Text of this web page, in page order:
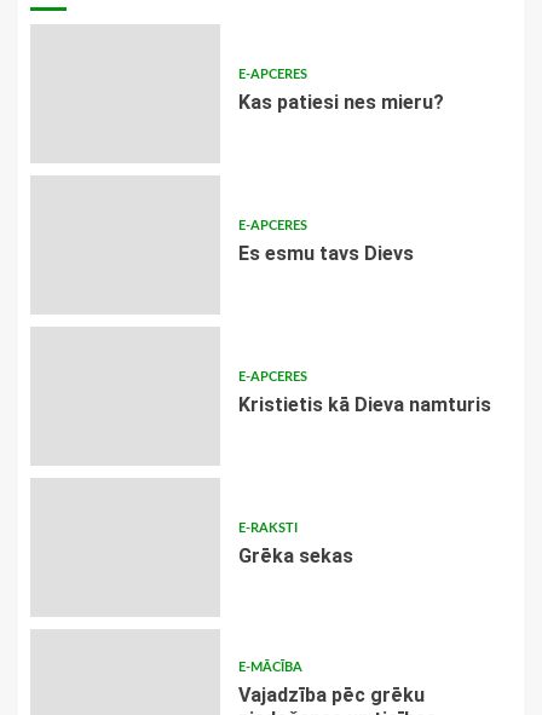
E-APCERES
​Kas patiesi nes mieru?
E-APCERES
Es esmu tavs Dievs
E-APCERES
Kristietis kā Dieva namturis
E-RAKSTI
Grēka sekas
E-MĀCĪBA
Vajadzība pēc grēku